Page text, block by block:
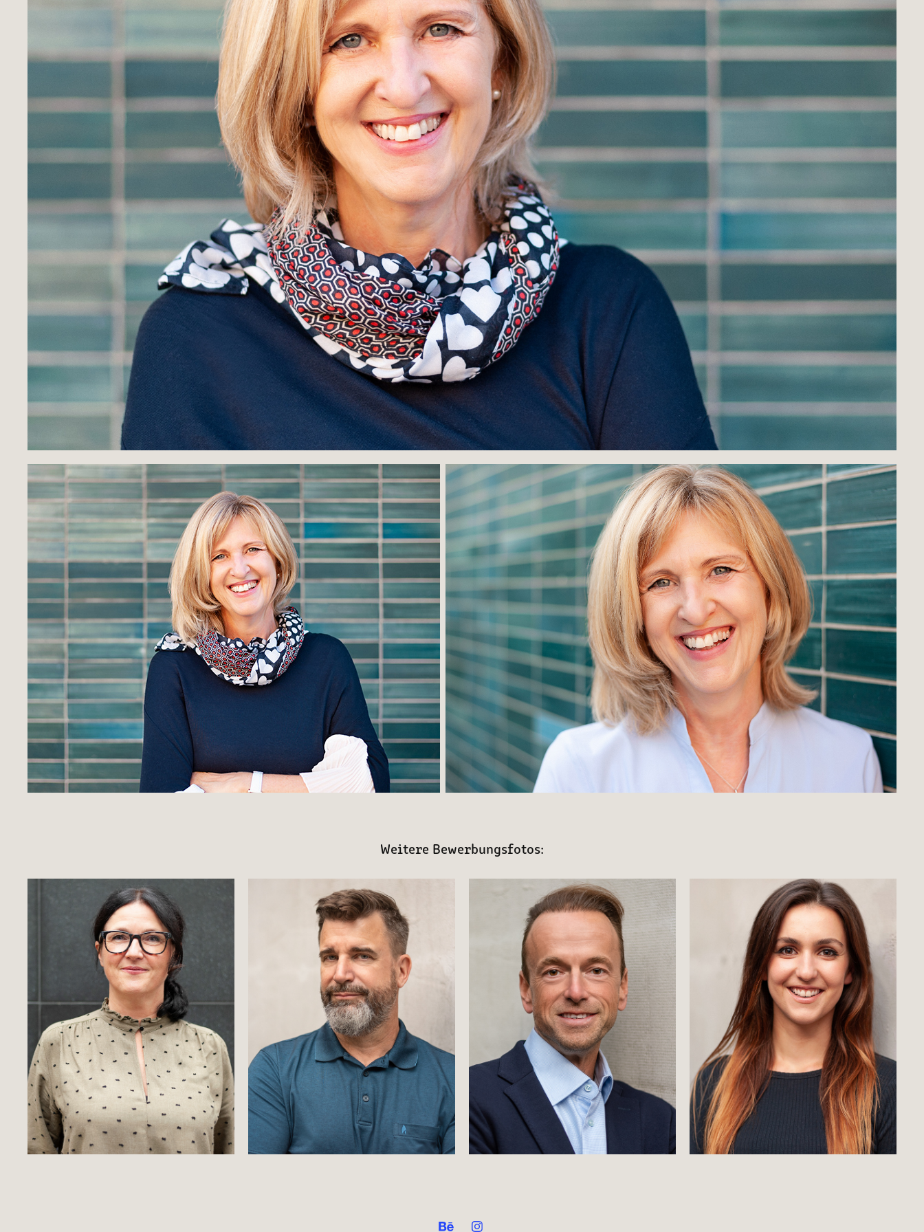
Weitere Bewerbungsfotos:
Outdoor Portraitshooting
München Giesing
Bewerbungsfotos München Social Media Portraits
Business Fotografie
München